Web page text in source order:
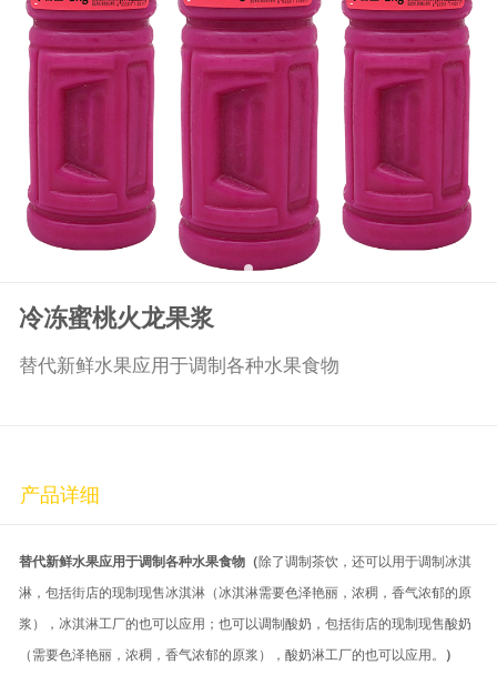
冷冻蜜桃火龙果浆
替代新鲜水果应用于调制各种水果食物
产品详细
替代新鲜水果应用于调制各种水果食物（除了调制茶饮，还可以用于调制冰淇
淋，包括街店的现制现售冰淇淋（冰淇淋需要色泽艳丽，浓稠，香气浓郁的原
浆），冰淇淋工厂的也可以应用；也可以调制酸奶，包括街店的现制现售酸奶
（需要色泽艳丽，浓稠，香气浓郁的原浆），酸奶淋工厂的也可以应用。
）